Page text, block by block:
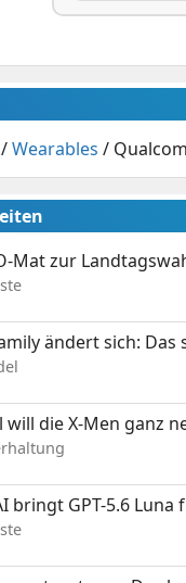
/Wearables /
Mat zur
ändert sich:
will die X-Men ganz
bringt GPT-5.6 Luna